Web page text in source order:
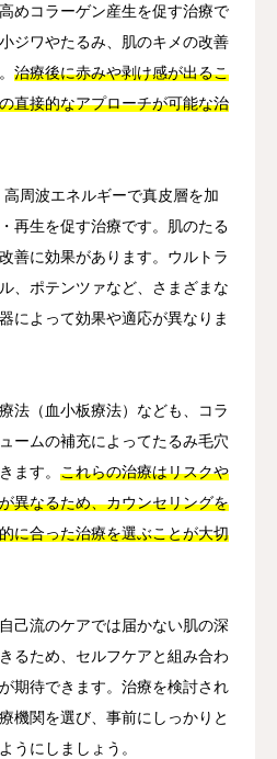
めコラーゲン産生を促す治療で
ジワやたるみ、肌のキメの改善
治療後に赤みや剥け感が出るこ
直接的なアプローチが可能な治
周波エネルギーで真皮層を加
再生を促す治療です。肌のたる
善に効果があります。ウルトラ
、ポテンツァなど、さまざまな
によって効果や適応が異なりま
法（血小板療法）なども、コラ
ームの補充によってたるみ毛穴
ます。 これらの治療はリスクや
異なるため、カウンセリングを
に合った治療を選ぶことが大切
己流のケアでは届かない肌の深
るため、セルフケアと組み合わ
期待できます。治療を検討され
機関を選び、事前にしっかりと
うにしましょう。